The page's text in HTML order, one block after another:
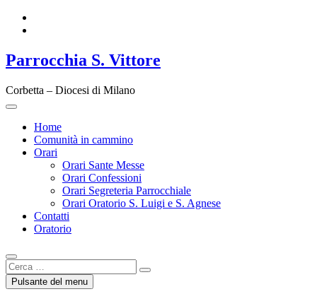
Parrocchia S. Vittore
Corbetta – Diocesi di Milano
Home
Comunità in cammino
Orari
Orari Sante Messe
Orari Confessioni
Orari Segreteria Parrocchiale
Orari Oratorio S. Luigi e S. Agnese
Contatti
Oratorio
Cerca
…Pulsante del menu